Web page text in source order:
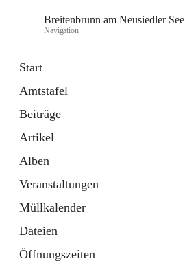
Breitenbrunn am Neusiedler See
Navigation
Start
Amtstafel
Beiträge
Artikel
Alben
Veranstaltungen
Müllkalender
Dateien
Öffnungszeiten
18 Schnellzugriffe
Gemeindeservice